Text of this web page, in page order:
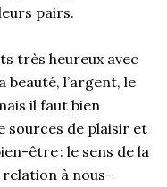
pairs.
très heureux avec
beauté, l’argent, le
il faut bien
sources de plaisir et
être : le sens de la
relation à nous-